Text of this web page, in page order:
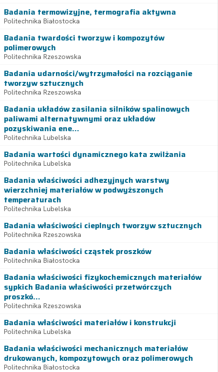
Badania termowizyjne, termografia aktywna
Politechnika Białostocka
Badania twardości tworzyw i kompozytów
polimerowych
Politechnika Rzeszowska
Badania udarności/wytrzymałości na rozciąganie
tworzyw sztucznych
Politechnika Rzeszowska
Badania układów zasilania silników spalinowych
paliwami alternatywnymi oraz układów
pozyskiwania ene...
Politechnika Lubelska
Badania wartości dynamicznego kata zwilżania
Politechnika Lubelska
Badania właściwości adhezyjnych warstwy
wierzchniej materiałów w podwyższonych
temperaturach
Politechnika Lubelska
Badania właściwości cieplnych tworzyw sztucznych
Politechnika Rzeszowska
Badania właściwości cząstek proszków
Politechnika Białostocka
Badania właściwości fizykochemicznych materiałów
sypkich Badania właściwości przetwórczych
proszkó...
Politechnika Rzeszowska
Badania właściwości materiałów i konstrukcji
Politechnika Lubelska
Badania właściwości mechanicznych materiałów
drukowanych, kompozytowych oraz polimerowych
Politechnika Białostocka